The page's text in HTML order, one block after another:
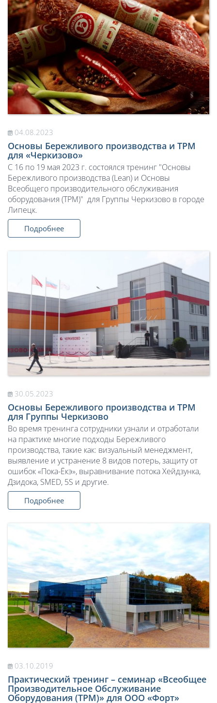
04.08.2023
Основы Бережливого производства и TPM
для «Черкизово»
C 16 по 19 мая 2023 г. состоялся тренинг "Основы
Бережливого производства (Lean) и Основы
Всеобщего производительного обслуживания
оборудования (TPM)" для Группы Черкизово в городе
Липецк.
Подробнее
30.05.2023
Основы Бережливого производства и TPM
для Группы Черкизово
Во время тренинга сотрудники узнали и отработали
на практике многие подходы Бережливого
производства, такие как: визуальный менеджмент,
выявление и устранение 8 видов потерь, защиту от
ошибок «Пока-Ёкэ», выравнивание потока Хейдзунка,
Дзидока, SMED, 5S и другие.
Подробнее
03.10.2019
Практический тренинг – семинар «Всеобщее
Производительное Обслуживание
Оборудования (ТРМ)» для ООО «Форт»